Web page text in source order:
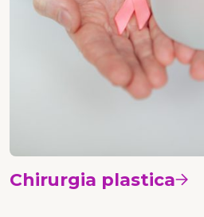
Chirurgia plastica